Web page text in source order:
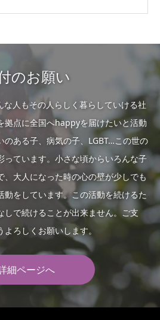
のお願い
な人もその人らしく暮らしていける社
拠点に全国へhappyを届けたいと活動
のある子、病気の子、LGBT…この世の
っています。小さな頃からいろんな子
、大人になった時の心の壁が少しでも
動をしています。この活動を続けるた
しで続けることが出来ません。ご支
ろしくお願いします。
細ページへ